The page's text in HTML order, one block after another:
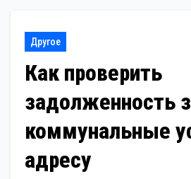
Другое
Как проверить
задолженность
коммунальные
адресу